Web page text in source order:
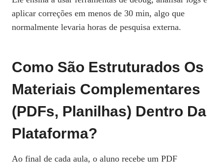
aplicar correções em menos de 30 min, algo que
normalmente levaria horas de pesquisa externa.
Como São Estruturados Os
Materiais Complementares
(PDFs, Planilhas) Dentro Da
Plataforma?
Ao final de cada aula, o aluno recebe um PDF